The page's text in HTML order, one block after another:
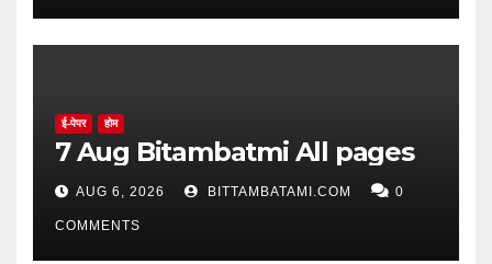
ई-पेपर होम
7 Aug Bitambatmi All pages
AUG 6, 2026 BITTAMBATAMI.COM 0
COMMENTS